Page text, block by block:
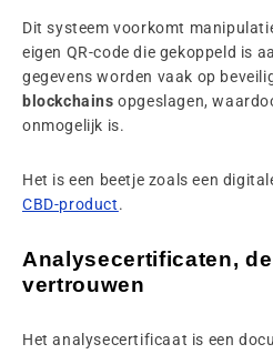
Dit systeem voorkomt
eigen QR-code die gekoppeld is
gegevens worden vaak op
blockchains opgeslagen,
onmogelijk is.
Het is een beetje zoals een
CBD-product.
Analysecertificaten,
vertrouwen
Het analysecertificaat is een